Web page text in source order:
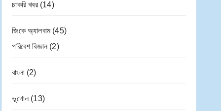
চাকরি খবর(14)
জিকে অ্যালবাম(45)
পরিবেশ বিজ্ঞান(2)
বাংলা(2)
ভূগোল(13)